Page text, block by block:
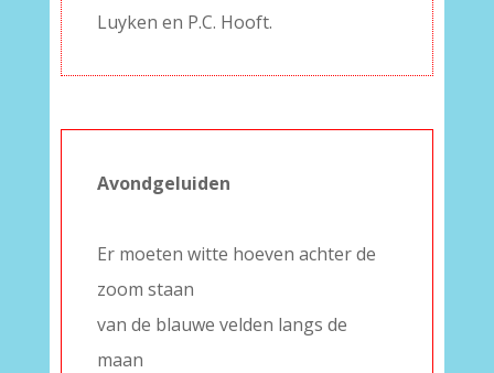
Luyken en P.C. Hooft.
Avondgeluiden
Er moeten witte hoeven achter de
zoom staan
van de blauwe velden langs de
maan